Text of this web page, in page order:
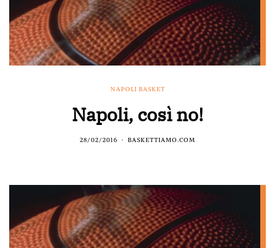
NAPOLI BASKET
Napoli, così no!
28/02/2016 BASKETTIAMO.COM